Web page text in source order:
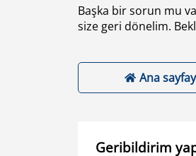
Başka bir sorun mu
size geri dönelim.
Ana
Geribildirim